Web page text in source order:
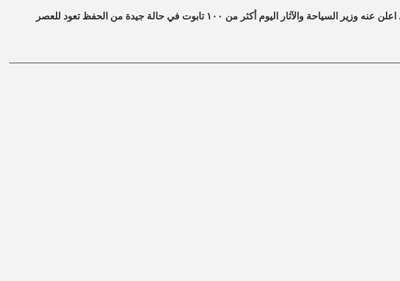
فيما يضم كشف سقارة الأثري الذي اعلن عنه وزير السياحة والآثار اليوم أكثر من ١٠٠ تابوت في حالة جيدة من الحفظ تعود للعصر